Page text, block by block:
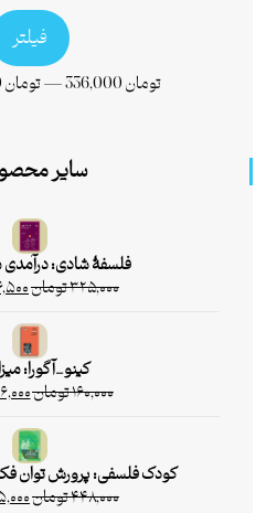
فیلتر
265,000 تومان— 336,000 تومان
سایر
فلسفۀ شادی: درآمدی
۳۲۵,۰۰۰تومان
کینو_آگورا:
۱۶۰,۰۰۰تومان
کودک فلسفی: پرورش توان
۴۴۸,۰۰۰تومان